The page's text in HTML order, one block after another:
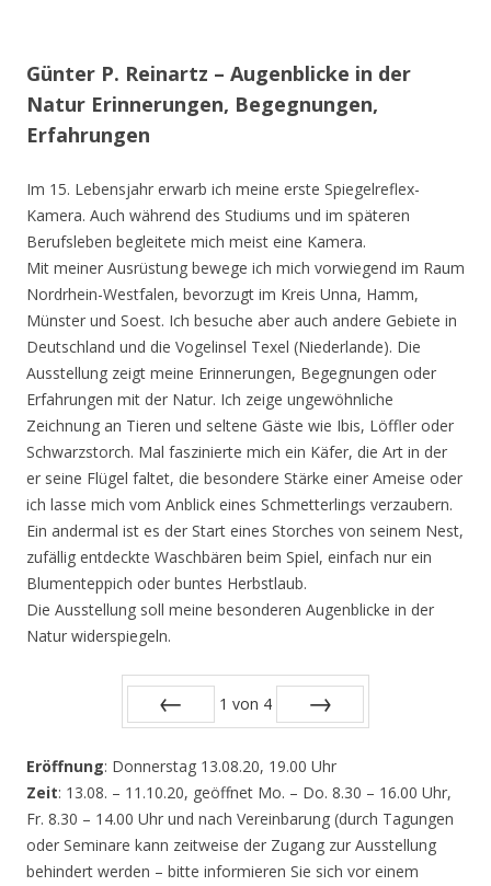
Günter P. Reinartz – Augenblicke in der
Natur Erinnerungen, Begegnungen,
Erfahrungen
Im 15. Lebensjahr erwarb ich meine erste Spiegelreflex-
Kamera. Auch während des Studiums und im späteren
Berufsleben begleitete mich meist eine Kamera.
Mit meiner Ausrüstung bewege ich mich vorwiegend im Raum
Nordrhein-Westfalen, bevorzugt im Kreis Unna, Hamm,
Münster und Soest. Ich besuche aber auch andere Gebiete in
Deutschland und die Vogelinsel Texel (Niederlande). Die
Ausstellung zeigt meine Erinnerungen, Begegnungen oder
Erfahrungen mit der Natur. Ich zeige ungewöhnliche
Zeichnung an Tieren und seltene Gäste wie Ibis, Löffler oder
Schwarzstorch. Mal faszinierte mich ein Käfer, die Art in der
er seine Flügel faltet, die besondere Stärke einer Ameise oder
ich lasse mich vom Anblick eines Schmetterlings verzaubern.
Ein andermal ist es der Start eines Storches von seinem Nest,
zufällig entdeckte Waschbären beim Spiel, einfach nur ein
Blumenteppich oder buntes Herbstlaub.
Die Ausstellung soll meine besonderen Augenblicke in der
Natur widerspiegeln.
1 von 4
Eröffnung: Donnerstag 13.08.20, 19.00 Uhr
Zeit: 13.08. – 11.10.20, geöffnet Mo. – Do. 8.30 – 16.00 Uhr,
Fr. 8.30 – 14.00 Uhr und nach Vereinbarung (durch Tagungen
oder Seminare kann zeitweise der Zugang zur Ausstellung
behindert werden – bitte informieren Sie sich vor einem